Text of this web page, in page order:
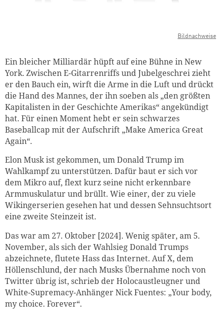
Bildnachweise
Ein bleicher Milliardär hüpft auf eine Bühne in New
York. Zwischen E-Gitarrenriffs und Jubelgeschrei zieht
er den Bauch ein, wirft die Arme in die Luft und drückt
die Hand des Mannes, der ihn soeben als „den größten
Kapitalisten in der Geschichte Amerikas“ angekündigt
hat. Für einen Moment hebt er sein schwarzes
Baseballcap mit der Aufschrift „Make America Great
Again“.
Elon Musk ist gekommen, um Donald Trump im
Wahlkampf zu unterstützen. Dafür baut er sich vor
dem Mikro auf, flext kurz seine nicht erkennbare
Armmuskulatur und brüllt. Wie einer, der zu viele
Wikingerserien gesehen hat und dessen Sehnsuchtsort
eine zweite Steinzeit ist.
Das war am 27. Oktober [2024]. Wenig später, am 5.
November, als sich der Wahlsieg Donald Trumps
abzeichnete, flutete Hass das Internet. Auf X, dem
Höllenschlund, der nach Musks Übernahme noch von
Twitter übrig ist, schrieb der Holocaustleugner und
White-Supremacy-Anhänger Nick Fuentes: „Your body,
my choice. Forever“.